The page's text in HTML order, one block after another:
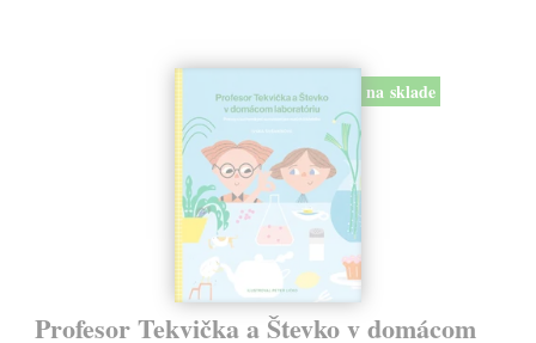
na sklade
Profesor Tekvička a Števko v domácom